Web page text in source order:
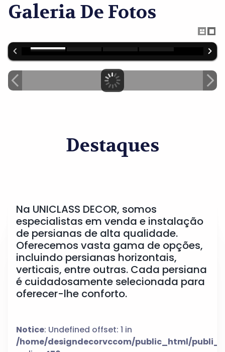
Galeria De Fotos
Destaques
Na UNICLASS DECOR, somos
especialistas em venda e instalação
de persianas de alta qualidade.
Oferecemos vasta gama de opções,
incluindo persianas horizontais,
verticais, entre outras. Cada persiana
é cuidadosamente selecionada para
oferecer-lhe conforto.
Notice: Undefined offset: 1 in
/home/designdecorvccom/public_html/